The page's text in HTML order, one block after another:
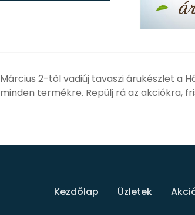
Március 2-től vadiúj tavaszi árukészlet a
minden termékre. Repülj rá az akciókra,
Kezdőlap Üzletek